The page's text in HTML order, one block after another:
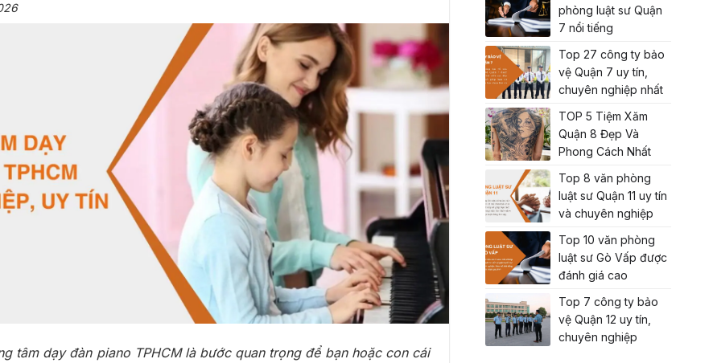
tâm dạy đàn piano TPHCM là bước quan trọng để bạn hoặc con cái
phòng luật sư Quận
7 nổi tiếng
Top 27 công ty bảo
vệ Quận 7 uy tín,
chuyên nghiệp nhất
TOP 5 Tiệm Xăm
Quận 8 Đẹp Và
Phong Cách Nhất
Top 8 văn phòng
luật sư Quận 11 uy tín
và chuyên nghiệp
Top 10 văn phòng
luật sư Gò Vấp được
đánh giá cao
Top 7 công ty bảo
vệ Quận 12 uy tín,
chuyên nghiệp